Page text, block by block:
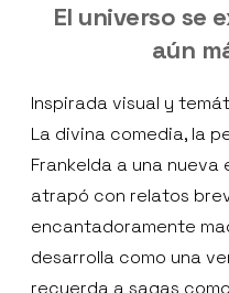
El universo se
aún
Inspirada visual y
La divina comedia, la
Frankelda a una nueva
atrapó con relatos
encantadoramente
desarrolla como una
recuerda a sagas